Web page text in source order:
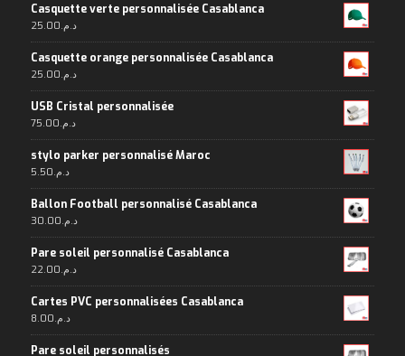
Casquette verte personnalisée Casablanca
د.م.25.00
Casquette orange personnalisée Casablanca
د.م.25.00
USB Cristal personnalisée
د.م.75.00
stylo parker personnalisé Maroc
د.م.5.50
Ballon Football personnalisé Casablanca
د.م.30.00
Pare soleil personnalisé Casablanca
د.م.22.00
Cartes PVC personnalisées Casablanca
د.م.8.00
Pare soleil personnalisés